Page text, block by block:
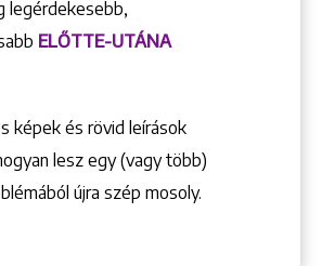
legérdekesebb,
ELŐTTE-UTÁNA
képek és rövid leírások
lesz egy (vagy több)
újra szép mosoly.